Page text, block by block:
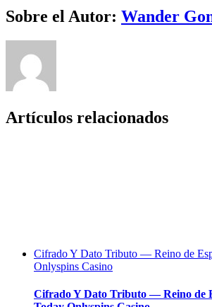
Facebook
Twitter
LinkedIn
Reddit
Whatsapp
Tumblr
Pinterest
Vk
Email
Sobre el Autor: Wander
Artículos relacionados
Cifrado Y Dato Tributo — Reino de
Onlyspins Casino
Cifrado Y Dato Tributo — Reino de